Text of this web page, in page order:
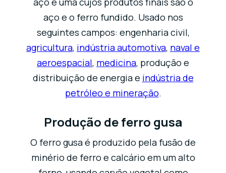
aço e o ferro fundido. Usado nos
seguintes campos: engenharia civil,
agricultura, indústria automotiva, naval e
aeroespacial, medicina, produção e
distribuição de energia e indústria de
petróleo e mineração.
Produção de ferro gusa
O ferro gusa é produzido pela fusão de
minério de ferro e calcário em um alto